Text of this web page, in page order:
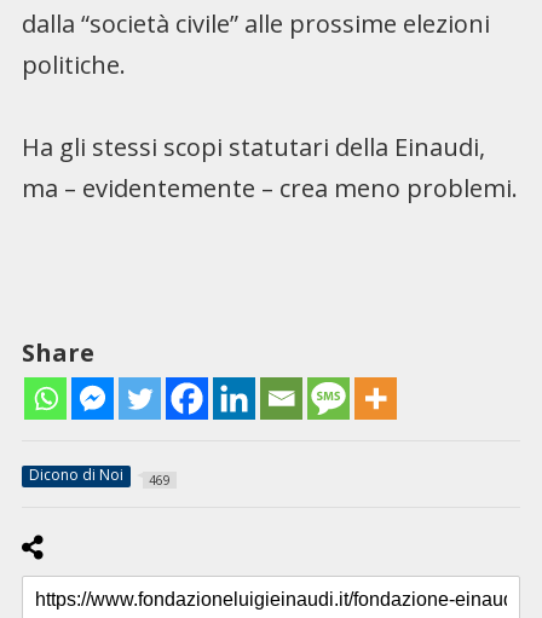
dalla “società civile” alle prossime elezioni
politiche.
Ha gli stessi scopi statutari della Einaudi,
ma – evidentemente – crea meno problemi.
Share
Dicono di Noi 469